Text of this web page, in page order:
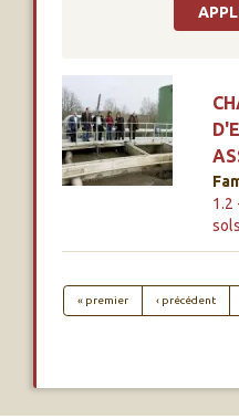
1.2
sols
« premierPremière page
‹ précédent